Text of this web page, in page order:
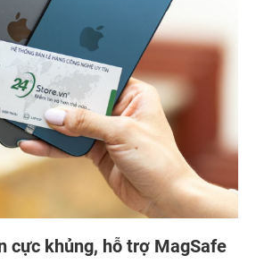
cực khủng, hỗ trợ MagSafe